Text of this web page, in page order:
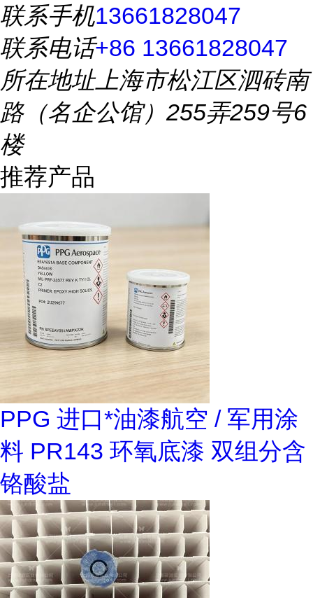
联系手机13661828047
联系电话+86 13661828047
所在地址上海市松江区泗砖南
路（名企公馆）255弄259号6
楼
推荐产品
PPG 进口*油漆航空 / 军用涂
料 PR143 环氧底漆 双组分含
铬酸盐